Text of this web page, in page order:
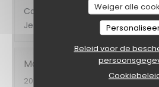
Weiger alle
Beleid voor de
Cadre super, personnels au
Je recommande vivement !
Marie
2026-08-04
- 20:00 - Gasten 2